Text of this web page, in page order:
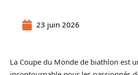
23 juin 2026
La Coupe du Monde de biathlon est